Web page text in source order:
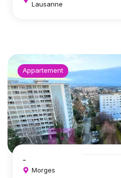
Lausanne
Appartement
-
Morges